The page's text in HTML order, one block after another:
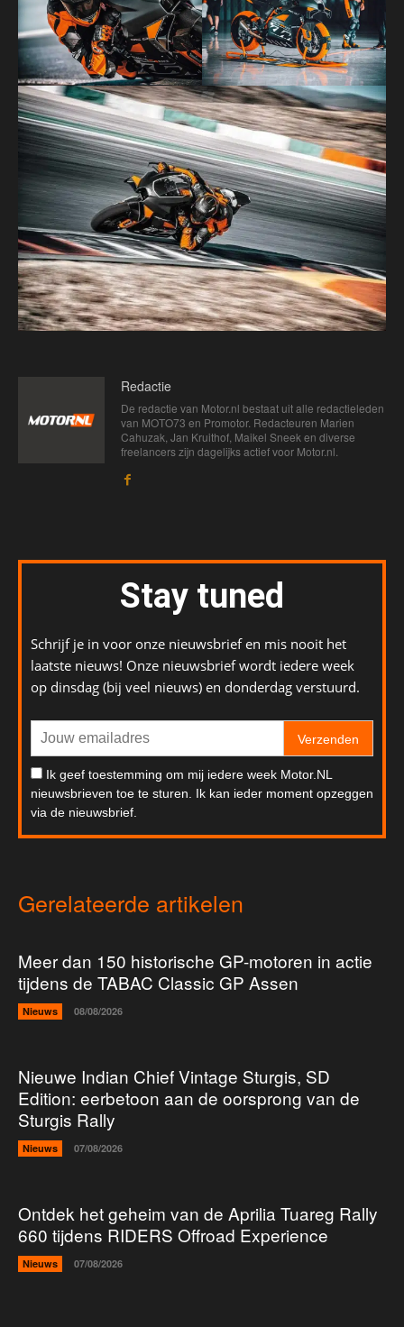
Redactie
De redactie van Motor.nl bestaat uit alle redactieleden
van MOTO73 en Promotor. Redacteuren Marien
Cahuzak, Jan Kruithof, Maikel Sneek en diverse
freelancers zijn dagelijks actief voor Motor.nl.
Stay tuned
Schrijf je in voor onze nieuwsbrief en mis nooit het
laatste nieuws! Onze nieuwsbrief wordt iedere week
op dinsdag (bij veel nieuws) en donderdag verstuurd.
Verzenden
Ik geef toestemming om mij iedere week Motor.NL
nieuwsbrieven toe te sturen. Ik kan ieder moment opzeggen
via de nieuwsbrief.
Gerelateerde artikelen
Meer dan 150 historische GP-motoren in actie
tijdens de TABAC Classic GP Assen
Nieuws 08/08/2026
Nieuwe Indian Chief Vintage Sturgis, SD
Edition: eerbetoon aan de oorsprong van de
Sturgis Rally
Nieuws 07/08/2026
Ontdek het geheim van de Aprilia Tuareg Rally
660 tijdens RIDERS Offroad Experience
Nieuws 07/08/2026